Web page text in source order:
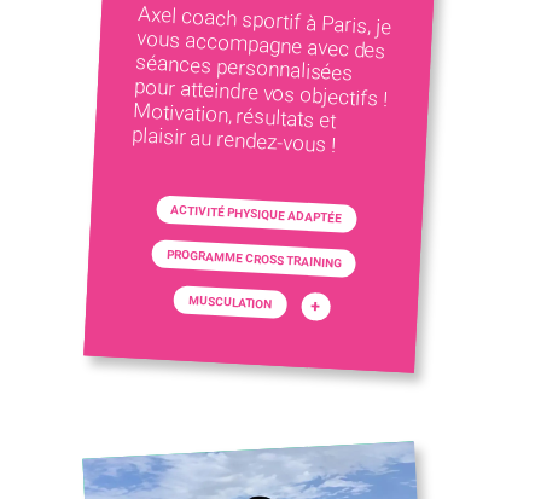
Axel coach sportif à Paris, je
vous accompagne avec des
séances personnalisées
pour atteindre vos objectifs !
Motivation, résultats et
plaisir au rendez-vous !
ACTIVITÉ PHYSIQUE ADAPTÉE
PROGRAMME CROSS TRAINING
MUSCULATION +